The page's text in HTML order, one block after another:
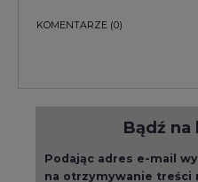
KOMENTARZE (0)
Bądź na
Podając adres e-mail
na otrzymywanie treści